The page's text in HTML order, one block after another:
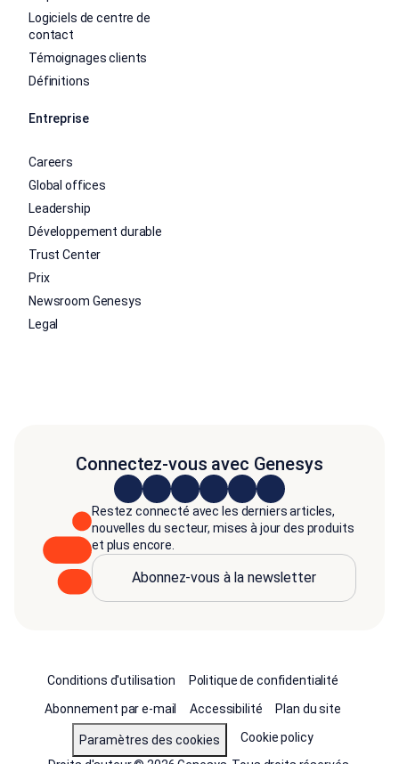
Logiciels de centre de
contact
Témoignages clients
Définitions
Entreprise
Careers
Global offices
Leadership
Développement durable
Trust Center
Prix
Newsroom Genesys
Legal
Connectez-vous avec Genesys
Restez connecté avec les derniers articles,
nouvelles du secteur, mises à jour des produits
et plus encore.
Abonnez-vous à la newsletter
Conditions d'utilisation
Politique de confidentialité
Abonnement par e-mail
Accessibilité Plan du site
Paramètres des cookies
Cookie policy